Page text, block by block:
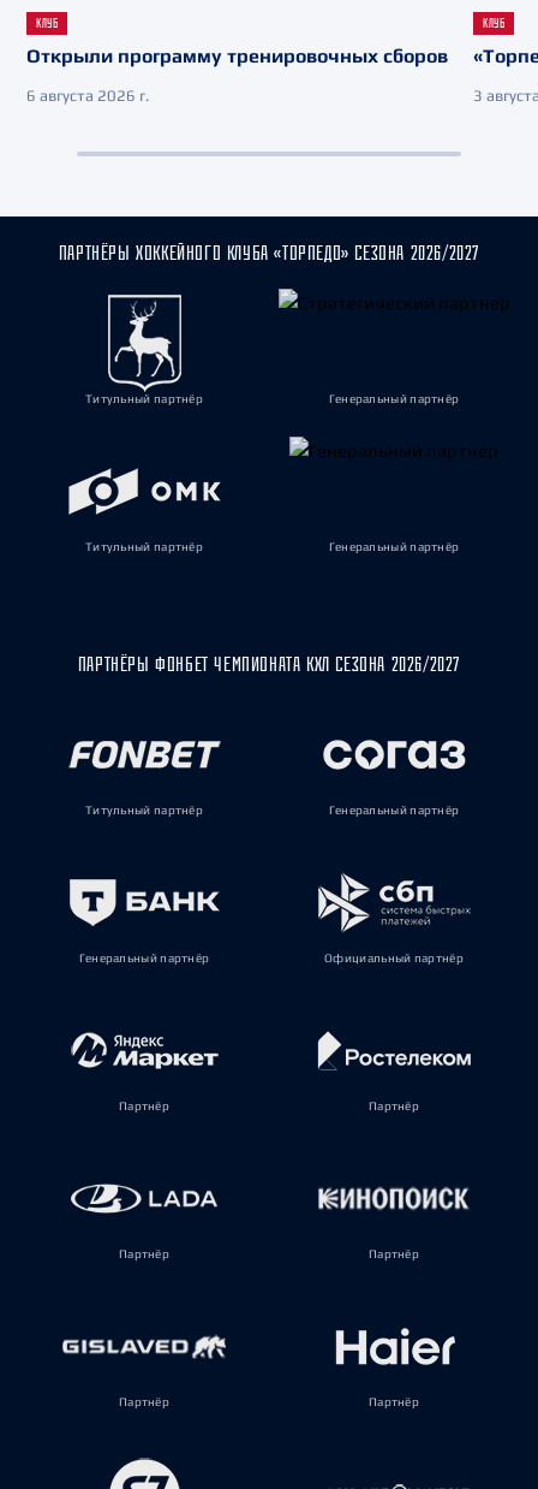
КЛУБ
Открыли программу тренировочных сборов
6 августа 2026 г.
КЛУБ
3
ПАРТНЁРЫ ХОККЕЙНОГО КЛУБА «ТОРПЕДО» СЕЗОНА 2026/2027
Титульный партнёр Генеральный партнёр
Титульный партнёр Генеральный партнёр
ПАРТНЁРЫ ФОНБЕТ ЧЕМПИОНАТА КХЛ СЕЗОНА 2026/2027
Титульный партнёр Генеральный партнёр
Генеральный партнёр Официальный партнёр
Партнёр Партнёр
Партнёр Партнёр
Партнёр Партнёр